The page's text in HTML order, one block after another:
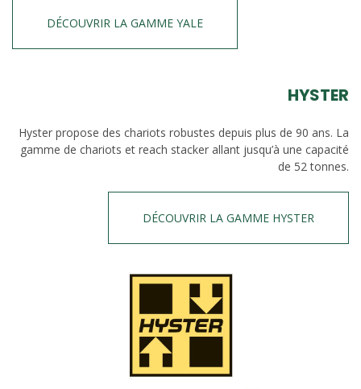
DÉCOUVRIR LA GAMME YALE
HYSTER
Hyster propose des chariots robustes depuis plus de 90 ans. La
gamme de chariots et reach stacker allant jusqu’à une capacité
de 52 tonnes.
DÉCOUVRIR LA GAMME HYSTER